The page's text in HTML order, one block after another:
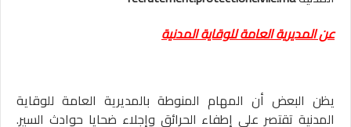
عن المديرية العامة للوقاية المدنية
يظن البعض أن المهام المنوطة بالمديرية العامة للوقاية
المدنية تقتصر على إطفاء الحرائق وإجلاء ضحايا حوادث السير.